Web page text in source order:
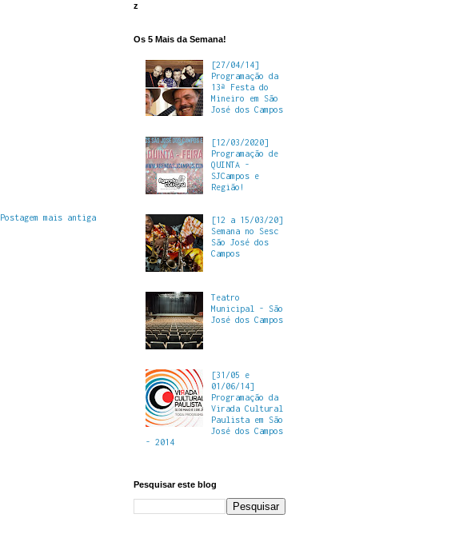
Postagem mais antiga
z
Os 5 Mais da Semana!
[27/04/14]
Programação da
13ª Festa do
Mineiro em São
José dos Campos
[12/03/2020]
Programação de
QUINTA -
SJCampos e
Região!
[12 a 15/03/20]
Semana no Sesc
São José dos
Campos
Teatro
Municipal - São
José dos Campos
[31/05 e
01/06/14]
Programação da
Virada Cultural
Paulista em São
José dos Campos
- 2014
Pesquisar este blog